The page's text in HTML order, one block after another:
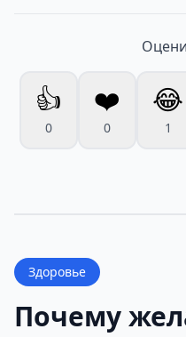
👍
0
❤️
0
😂
1
Здоровье
Почему